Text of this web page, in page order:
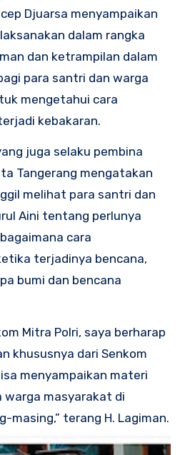
Djuarsa menyampaikan
dalam rangka
dan ketrampilan dalam
para santri dan warga
mengetahui cara
kebakaran.
juga selaku pembina
Tangerang mengatakan
melihat para santri dan
Aini tentang perlunya
cara
terjadinya bencana,
bumi dan bencana
Mitra Polri, saya berharap
khususnya dari Senkom
menyampaikan materi
warga masyarakat di
masing,” terang H. Lagiman.